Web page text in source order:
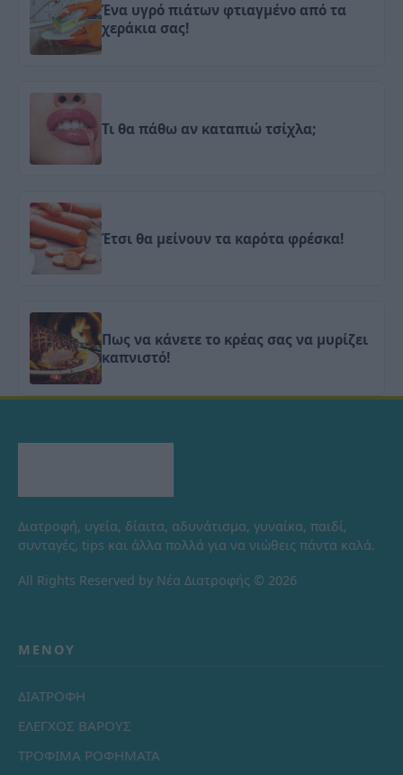
Ένα υγρό πιάτων φτιαγμένο από τα
χεράκια σας!
Τι θα πάθω αν καταπιώ τσίχλα;
Έτσι θα μείνουν τα καρότα φρέσκα!
Πως να κάνετε το κρέας σας να μυρίζει
καπνιστό!
Διατροφή, υγεία, δίαιτα, αδυνάτισμα, γυναίκα, παιδί,
συνταγές, tips και άλλα πολλά για να νιώθεις πάντα καλά.
All Rights Reserved by Νέα Διατροφής © 2026
ΜΕΝΟΎ
ΔΙΑΤΡΟΦΗ
ΕΛΕΓΧΟΣ ΒΑΡΟΥΣ
ΤΡΟΦΙΜΑ ΡΟΦΗΜΑΤΑ